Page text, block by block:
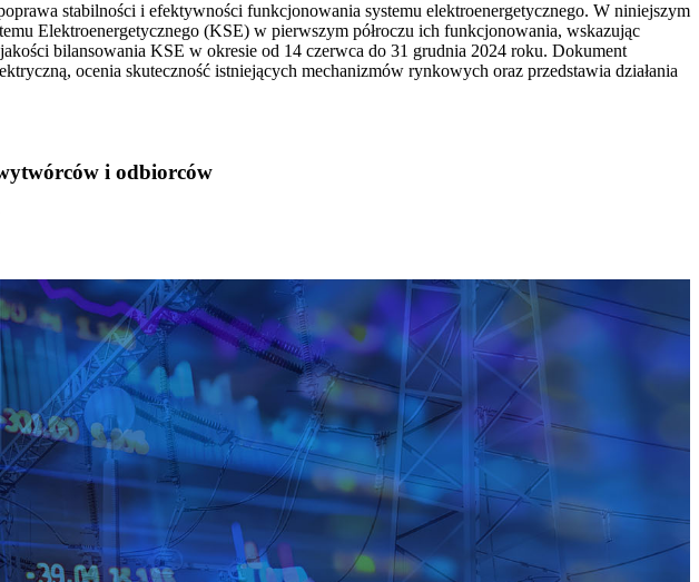
stabilności i efektywności funkcjonowania systemu elektroenergetycznego. W niniejszym
Elektroenergetycznego (KSE) w pierwszym półroczu ich funkcjonowania, wskazując
bilansowania KSE w okresie od 14 czerwca do 31 grudnia 2024 roku. Dokument
ocenia skuteczność istniejących mechanizmów rynkowych oraz przedstawia działania
i odbiorców